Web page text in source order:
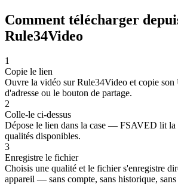
Comment télécharger
Rule34Video
1
Copie le lien
Ouvre la vidéo sur Rule34Video et copie son
d'adresse ou le bouton de partage.
2
Colle-le ci-dessus
Dépose le lien dans la case — FSAVED lit la
qualités disponibles.
3
Enregistre le fichier
Choisis une qualité et le fichier s'enregistre
appareil — sans compte, sans historique, sans